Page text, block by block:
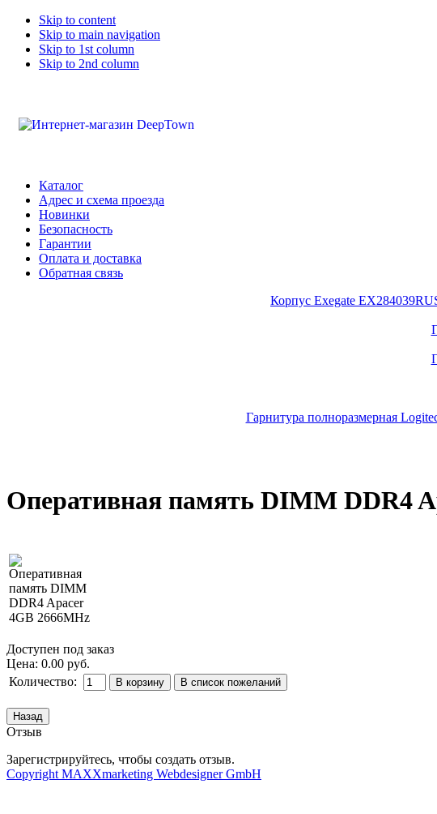
Skip to content
Skip to main navigation
Skip to 1st column
Skip to 2nd column
Каталог
Адрес и схема проезда
Новинки
Безопасность
Гарантии
Оплата и доставка
Обратная связь
Корпус Exegate
Гарнитура полноразмерная
Оперативная память DIMM DDR4
Доступен под заказ
Цена: 0.00 руб.
Количество:
Отзыв
Зарегистрируйтесь, чтобы создать отзыв.
Copyright MAXXmarketing Webdesigner GmbH